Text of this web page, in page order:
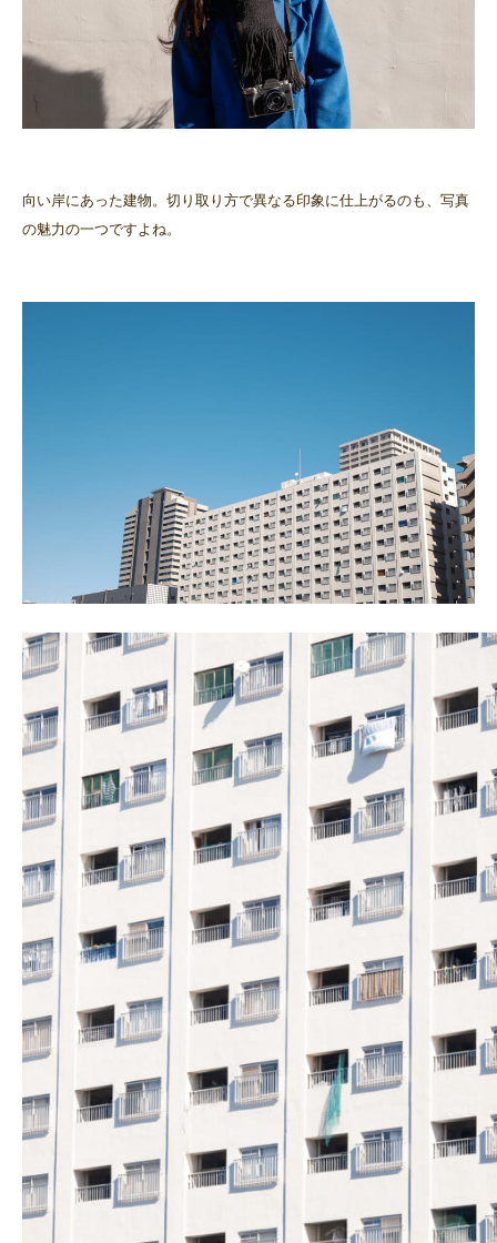
向い岸にあった建物。切り取り方で異なる印象に仕上がるのも、写真
の魅力の一つですよね。